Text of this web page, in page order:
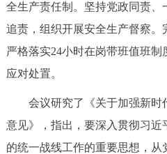
绿色北京 图说
多语种
ENGLISH 한국
DEUTSCH
全生产责任制。坚持党政同责、
追责，组织开展安全生产督察。
严格落实24小时在岗带班值班
应对处置。
会议研究了《关于加强新时
意见》，指出，要深入贯彻习近
的统一战线工作的重要思想，